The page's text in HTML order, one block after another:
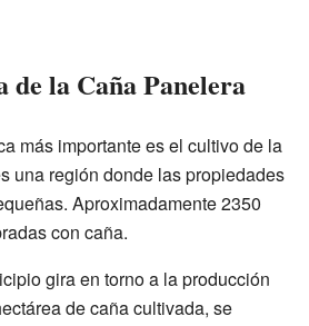
la Caña Panelera
más importante es el cultivo de la
una región donde las propiedades
Aproximadamente 2350
con caña.
gira en torno a la producción
de caña cultivada, se